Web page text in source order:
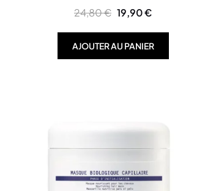
24,80€ 19,90€
AJOUTER AU PANIER